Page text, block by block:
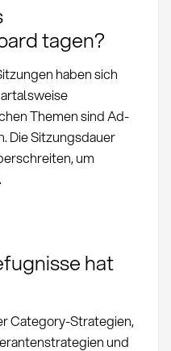
tagen?
haben sich
Themen sind Ad-
Die Sitzungsdauer
um
hat
Category-Strategien,
und